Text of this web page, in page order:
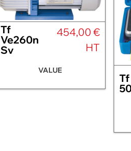
Tf
Ve260n
Sv
454,00 €
HT
VALUE
Tf